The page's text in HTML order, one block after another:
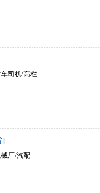
司机/高栏
]
厂/汽配